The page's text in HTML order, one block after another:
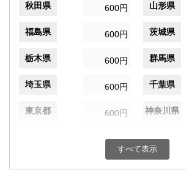
秋田県 600円 山形県
福島県 600円 茨城県
栃木県 600円 群馬県
埼玉県 600円 千葉県
東京都 600円 神奈川県
600円 富山県
すべて表示